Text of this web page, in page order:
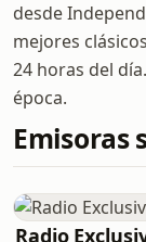
desde
mejores
24 horas del
época.
Emisoras